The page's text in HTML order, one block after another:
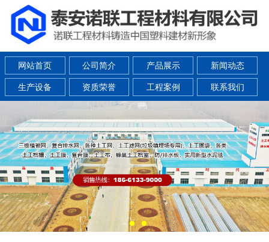
网站首页 公司简介 产品展示 新闻动态
生产设备 资质荣誉 工程案例 联系我们